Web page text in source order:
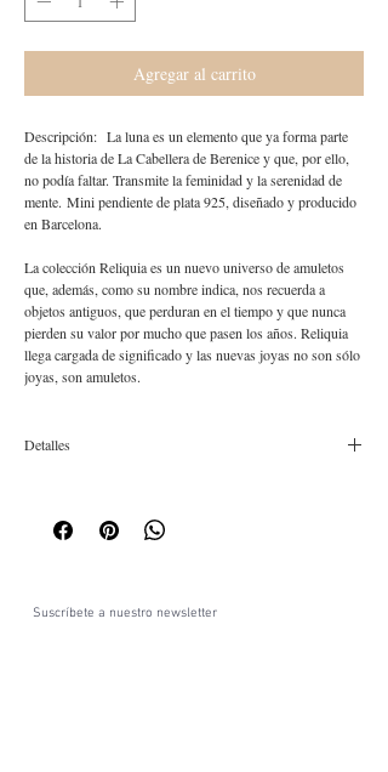
Agregar al carrito
Descripción: La luna es un elemento que ya forma parte
de la historia de La Cabellera de Berenice y que, por ello,
no podía faltar. Transmite la feminidad y la serenidad de
mente. Mini pendiente de plata 925, diseñado y producido
en Barcelona.
La colección Reliquia es un nuevo universo de amuletos
que, además, como su nombre indica, nos recuerda a
objetos antiguos, que perduran en el tiempo y que nunca
pierden su valor por mucho que pasen los años. Reliquia
llega cargada de significado y las nuevas joyas no son sólo
joyas, son amuletos.
Detalles
Suscríbete a nuestro newsletter